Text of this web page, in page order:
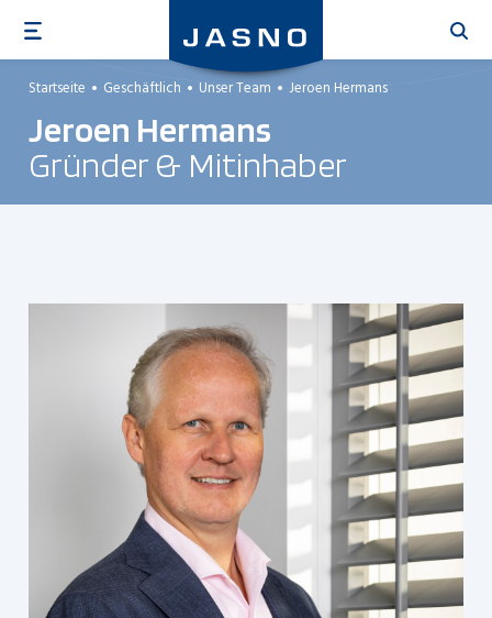
zum
Inhalt
Startseite Geschäftlich Unser Team Jeroen Hermans
Jeroen Hermans
Gründer & Mitinhaber